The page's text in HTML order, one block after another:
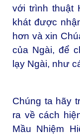
với trình thuật
khát được
hơn và xin
của Ngài, để
lạy Ngài, như
Chúng ta hãy
ra về cách
Mầu Nhiệm